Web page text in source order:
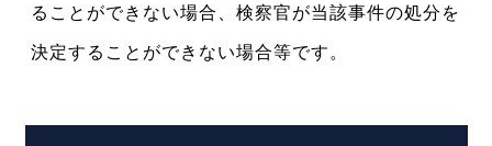
ることができない場合、検察官が当該事件の処分を
決定することができない場合等です。